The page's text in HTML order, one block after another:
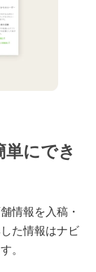
単にでき
情報を入稿・
た情報はナビ
。